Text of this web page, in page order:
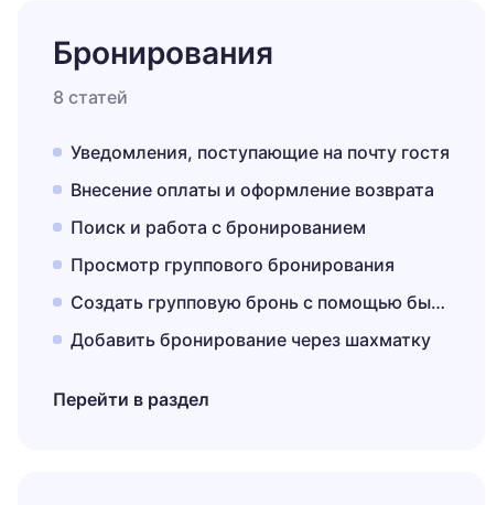
Бронирования
8 статей
Уведомления, поступающие на почту гостя
Внесение оплаты и оформление возврата
Поиск и работа с бронированием
Просмотр группового бронирования
Создать групповую бронь с помощью быстрого бронирования
Добавить бронирование через шахматку
Перейти в раздел